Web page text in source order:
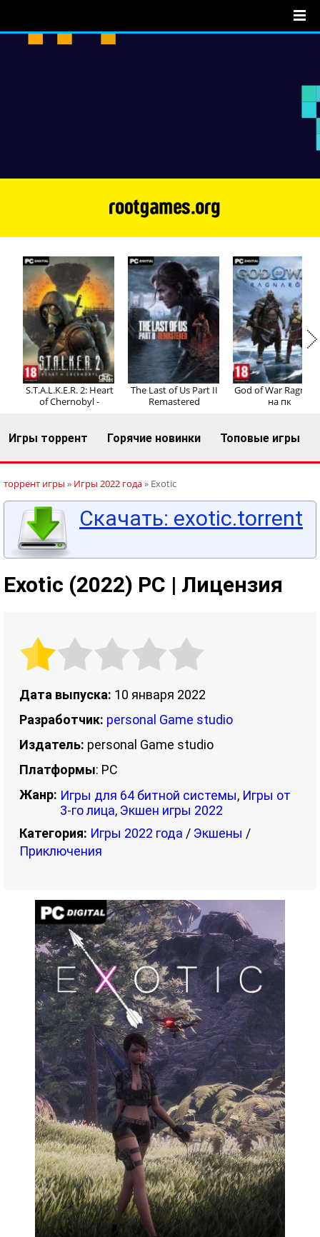
Регистрация Вход
S.T.A.L.K.E.R. 2: Heart
of Chernobyl -
The Last of Us Part II
Remastered
God of War
на пк
Игры торрент Горячие новинки Топовые игры
торрент игры » Игры 2022 года» Exotic
Скачать: exotic.torrent
Exotic (2022) PC | Лицензия
Дата выпуска: 10 января 2022
Разработчик: personal Game studio
Издатель: personal Game studio
Платформы: PC
Жанр: Игры для 64 битной системы, Игры от
3-го лица, Экшен игры 2022
Категория: Игры 2022 года / Экшены /
Приключения